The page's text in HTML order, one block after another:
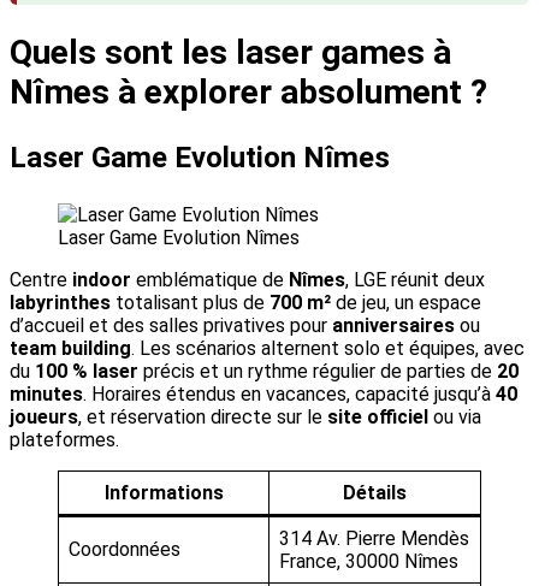
Quels sont les laser games à
Nîmes à explorer absolument ?
Laser Game Evolution Nîmes
Laser Game Evolution Nîmes
Centre indoor emblématique de Nîmes, LGE réunit deux
labyrinthes totalisant plus de 700 m² de jeu, un espace
d’accueil et des salles privatives pour anniversaires ou
team building. Les scénarios alternent solo et équipes, avec
du 100 % laser précis et un rythme régulier de parties de 20
minutes. Horaires étendus en vacances, capacité jusqu’à 40
joueurs, et réservation directe sur le site officiel ou via
plateformes.
Informations Détails
Coordonnées
314 Av. Pierre Mendès
France, 30000 Nîmes